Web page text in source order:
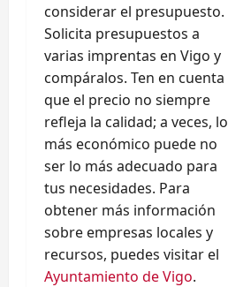
considerar el presupuesto.
Solicita presupuestos a
varias imprentas en Vigo y
compáralos. Ten en cuenta
que el precio no siempre
refleja la calidad; a veces, lo
más económico puede no
ser lo más adecuado para
tus necesidades. Para
obtener más información
sobre empresas locales y
recursos, puedes visitar el
Ayuntamiento de Vigo.